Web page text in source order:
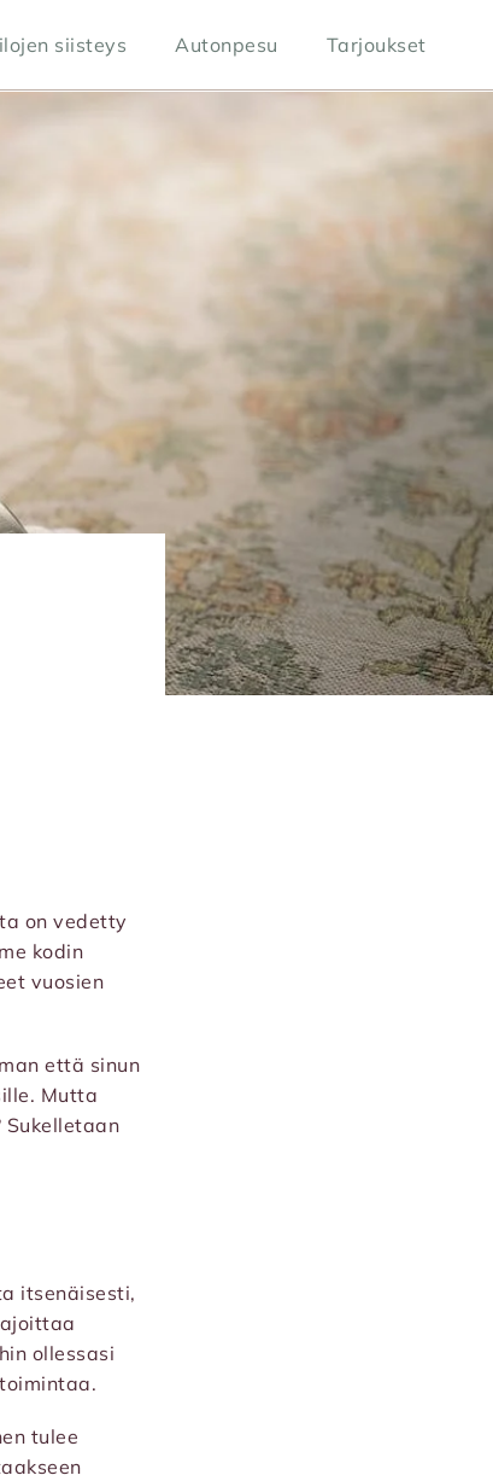
siisteys Autonpesu Tarjoukset
on vedetty
kodin
vuosien
että sinun
Mutta
itsenäisesti,
ollessasi
tulee